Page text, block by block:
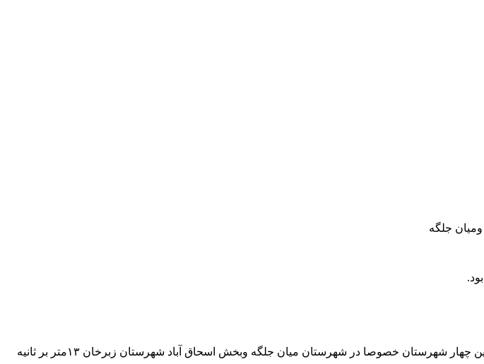
پیش بینی باد:حداکثر سرعت باد درحدود ۸ متر بر ثانیه خواهد بود.حداکثر سرعت باد در مناطق باد خیز این چهار شهرستان خصوصا در شهرستان میان جلگه وبخش اسحاق آباد شهرستان زبرخان ۱۳متر بر ثانیه